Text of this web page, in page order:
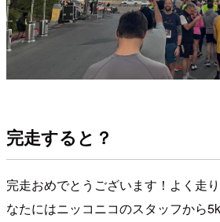
完走すると？
完走おめでとうございます！よく走
なたにはニッコニコのスタッフから